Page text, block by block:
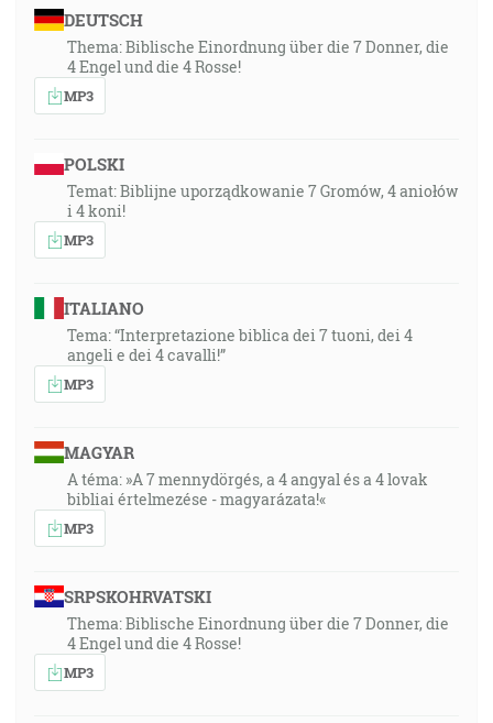
DEUTSCH
Thema: Biblische Einordnung über die 7 Donner, die
4 Engel und die 4 Rosse!
MP3
POLSKI
Temat: Biblijne uporządkowanie 7 Gromów, 4 aniołów
i 4 koni!
MP3
ITALIANO
Tema: “Interpretazione biblica dei 7 tuoni, dei 4
angeli e dei 4 cavalli!”
MP3
MAGYAR
A téma: »A 7 mennydörgés, a 4 angyal és a 4 lovak
bibliai értelmezése - magyarázata!«
MP3
SRPSKOHRVATSKI
Thema: Biblische Einordnung über die 7 Donner, die
4 Engel und die 4 Rosse!
MP3